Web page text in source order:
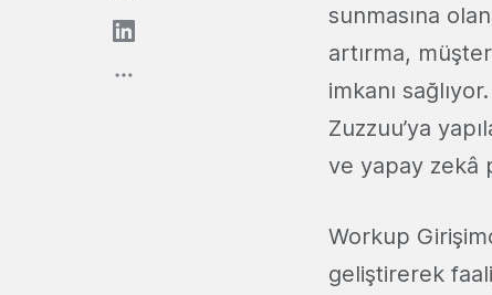
sunmasına
artırma,
imkanı
Zuzzuu’ya
ve yapay zekâ
Workup
geliştirerek